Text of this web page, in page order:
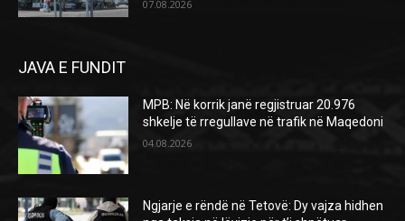
07.08.2026
JAVA E FUNDIT
MPB: Në korrik janë regjistruar 20.976
shkelje të rregullave në trafik në Maqedoni
04.08.2026
Ngjarje e rëndë në Tetovë: Dy vajza hidhen